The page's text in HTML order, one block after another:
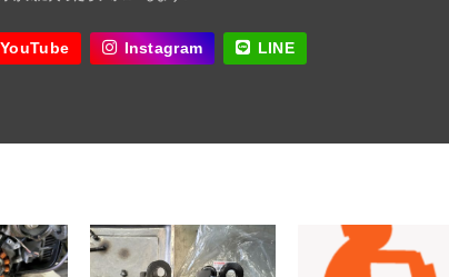
YouTube Instagram LINE